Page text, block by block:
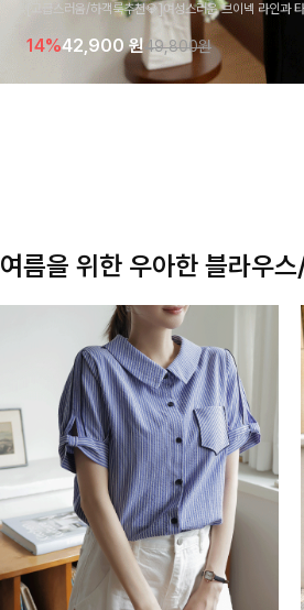
[고급스러움/하객룩추천💎]여성스러운 브이넥 라인과
라우스 🤍 여유로운 7부 소매로 편안하게 착용되며 데
기 좋은 아이템이에요
14%42,900원 49,800원
여름을 위한 우아한 블라우